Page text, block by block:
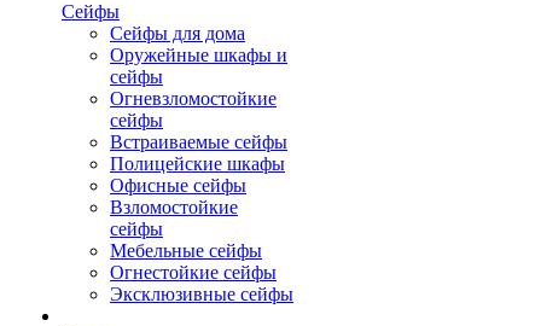
Сейфы
Сейфы для дома
Оружейные шкафы и
сейфы
Огневзломостойкие
сейфы
Встраиваемые сейфы
Полицейские шкафы
Офисные сейфы
Взломостойкие
сейфы
Мебельные сейфы
Огнестойкие сейфы
Эксклюзивные сейфы